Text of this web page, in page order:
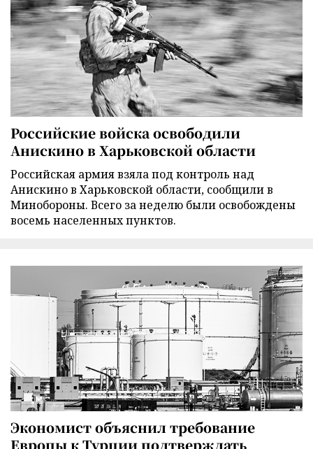
Российские войска освободили
Анискино в Харьковской области
Российская армия взяла под контроль над
Анискино в Харьковской области, сообщили в
Минобороны. Всего за неделю были освобождены
восемь населенных пунктов.
Экономист объяснил требование
Европы к Турции подтверждать